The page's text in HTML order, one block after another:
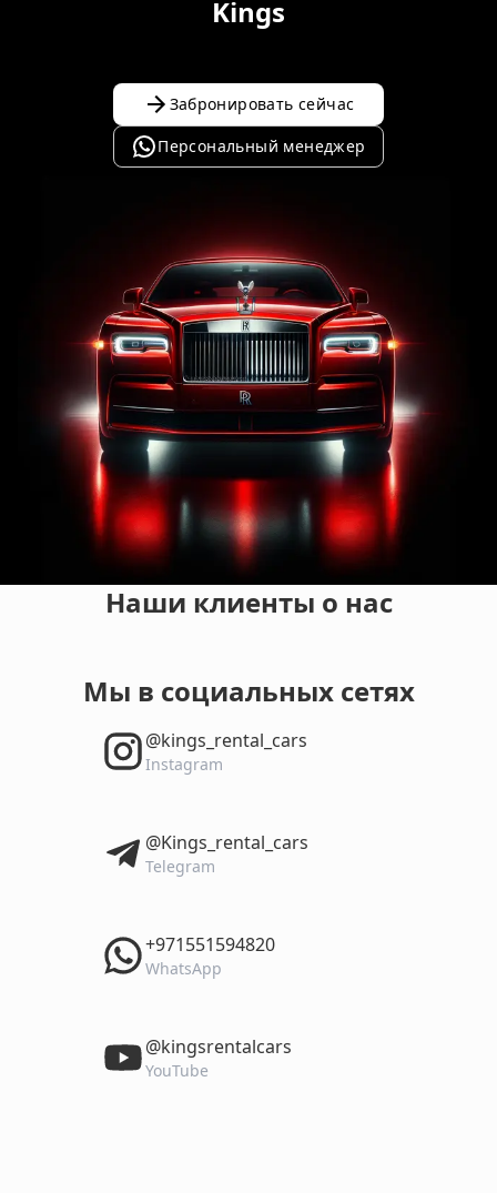
Kings
Забронировать сейчас
Персональный менеджер
Наши клиенты о нас
Мы в социальных сетях
‎@kings_rental_cars
Instagram
‎@Kings_rental_cars
Telegram
‎+971551594820
WhatsApp
‎@kingsrentalcars
YouTube